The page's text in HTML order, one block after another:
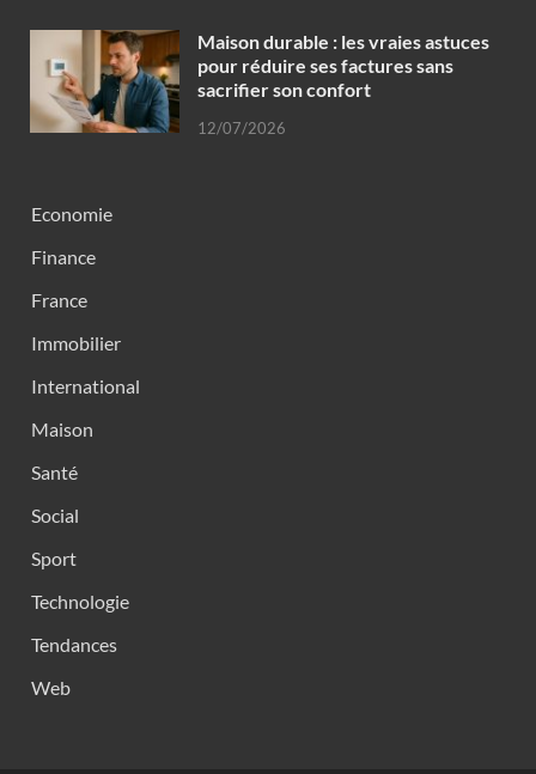
Maison durable : les vraies astuces
pour réduire ses factures sans
sacrifier son confort
12/07/2026
Economie
Finance
France
Immobilier
International
Maison
Santé
Social
Sport
Technologie
Tendances
Web